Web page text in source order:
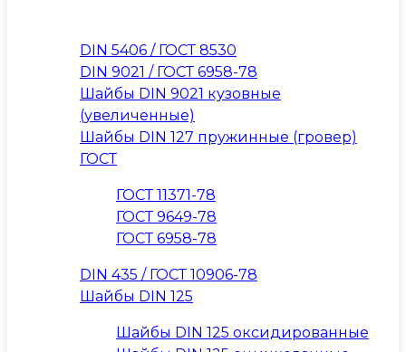
DIN 5406 / ГОСТ 8530
DIN 9021 / ГОСТ 6958-78
Шайбы DIN 9021 кузовные
(увеличенные)
Шайбы DIN 127 пружинные (гровер)
ГОСТ
ГОСТ 11371-78
ГОСТ 9649-78
ГОСТ 6958-78
DIN 435 / ГОСТ 10906-78
Шайбы DIN 125
Шайбы DIN 125 оксидированные